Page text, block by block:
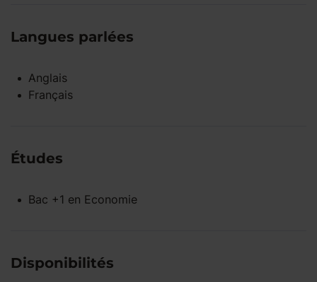
Langues parlées
Anglais
Français
Études
Bac +1 en Economie
Disponibilités